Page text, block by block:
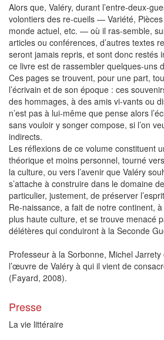
Alors que, Valéry, durant l’entre-deux-
volontiers des re-cueils — Variété,
monde actuel, etc. — où il ras-semble,
articles ou conférences, d’autres textes
seront jamais repris, et sont donc restés
ce livre est de rassembler quelques-uns
Ces pages se trouvent, pour une part,
l’écrivain et de son époque : ces
des hommages, à des amis vi-vants ou
n’est pas à lui-même que pense alors
sans vouloir y songer compose, si l’on
indirects.
Les réflexions de ce volume constituent
théorique et moins personnel, tourné
la culture, ou vers l’avenir que Valéry
s’attache à construire dans le domaine
particulier, justement, de préserver
Re-naissance, a fait de notre continent,
plus haute culture, et se trouve menacé
délétères qui conduiront à la Seconde
Professeur à la Sorbonne, Michel
l’œuvre de Valéry à qui il vient de
(Fayard, 2008).
Presse
La vie littéraire